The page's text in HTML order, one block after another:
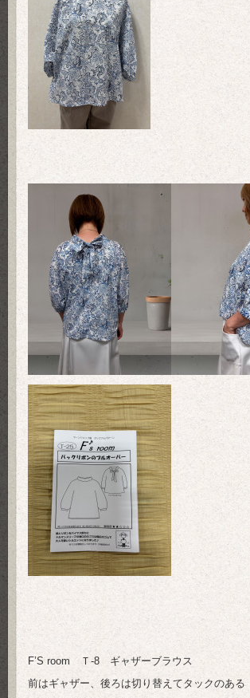
F’S room Ｔ-8 ギャザーブラウス
前はギャザー、後ろは切り替えてタックのある